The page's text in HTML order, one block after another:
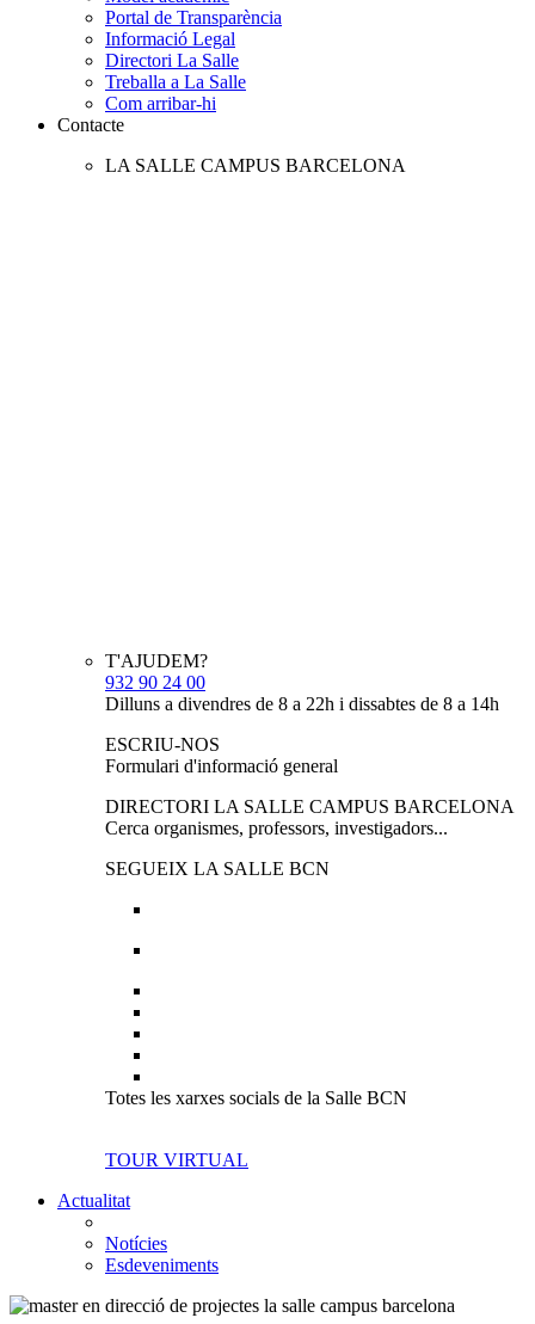
Portal de Transparència
Informació Legal
Directori La Salle
Treballa a La Salle
Com arribar-hi
Contacte
LA SALLE CAMPUS BARCELONA
T'AJUDEM?
932 90 24 00
Dilluns a divendres de 8 a 22h i dissabtes de 8 a 14h
ESCRIU-NOS
Formulari d'informació general
DIRECTORI LA SALLE CAMPUS BARCELONA
Cerca organismes, professors, investigadors...
SEGUEIX LA SALLE BCN
Totes les xarxes socials de la Salle BCN
TOUR VIRTUAL
Actualitat
Notícies
Esdeveniments